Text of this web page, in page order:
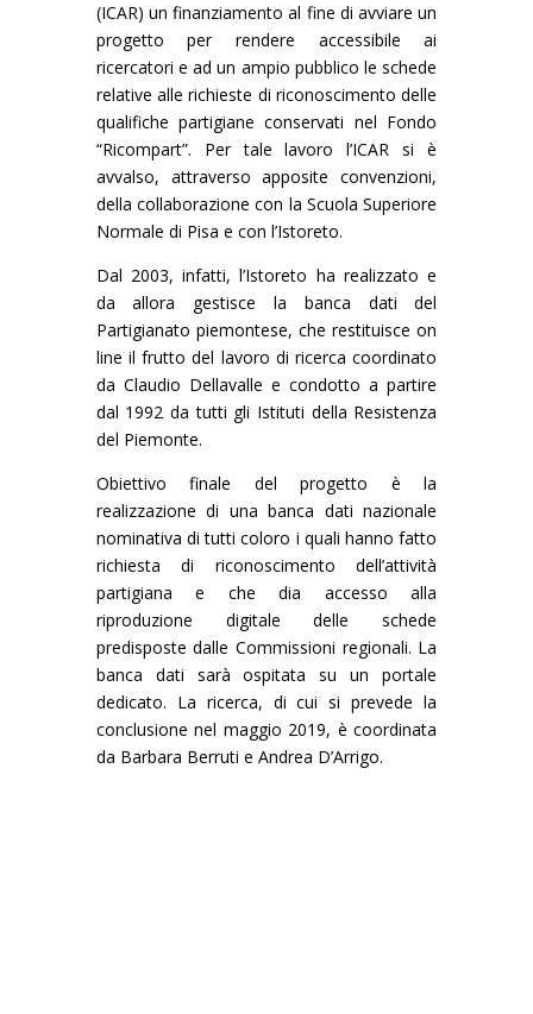
(ICAR) un finanziamento al fine di avviare un
progetto per rendere accessibile ai
ricercatori e ad un ampio pubblico le schede
relative alle richieste di riconoscimento delle
qualifiche partigiane conservati nel Fondo
“Ricompart”. Per tale lavoro l’ICAR si è
avvalso, attraverso apposite convenzioni,
della collaborazione con la Scuola Superiore
Normale di Pisa e con l’Istoreto.
Dal 2003, infatti, l’Istoreto ha realizzato e
da allora gestisce la banca dati del
Partigianato piemontese, che restituisce on
line il frutto del lavoro di ricerca coordinato
da Claudio Dellavalle e condotto a partire
dal 1992 da tutti gli Istituti della Resistenza
del Piemonte.
Obiettivo finale del progetto è la
realizzazione di una banca dati nazionale
nominativa di tutti coloro i quali hanno fatto
richiesta di riconoscimento dell’attività
partigiana e che dia accesso alla
riproduzione digitale delle schede
predisposte dalle Commissioni regionali. La
banca dati sarà ospitata su un portale
dedicato. La ricerca, di cui si prevede la
conclusione nel maggio 2019, è coordinata
da Barbara Berruti e Andrea D’Arrigo.